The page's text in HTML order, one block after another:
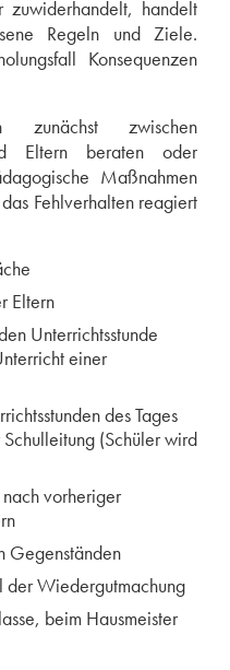
zuwiderhandelt, handelt
Regeln und Ziele.
Konsequenzen
zunächst zwischen
Eltern beraten oder
Maßnahmen
Fehlverhalten reagiert
Eltern
Unterrichtsstunde
einer
des Tages
(Schüler wird
vorheriger
Gegenständen
Wiedergutmachung
beim Hausmeister